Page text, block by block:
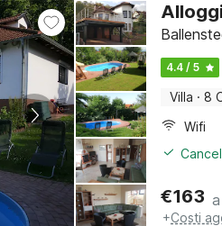
4.4 / 5
Villa · 8
Wifi
€163
+Costi